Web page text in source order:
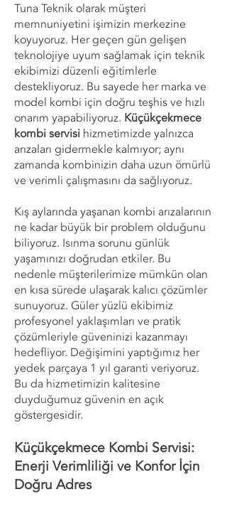
Tuna Teknik olarak müşteri
memnuniyetini işimizin merkezine
koyuyoruz. Her geçen gün gelişen
teknolojiye uyum sağlamak için teknik
ekibimizi düzenli eğitimlerle
destekliyoruz. Bu sayede her marka ve
model kombi için doğru teşhis ve hızlı
onarım yapabiliyoruz. Küçükçekmece
kombi servisi hizmetimizde yalnızca
arızaları gidermekle kalmıyor; aynı
zamanda kombinizin daha uzun ömürlü
ve verimli çalışmasını da sağlıyoruz.
Kış aylarında yaşanan kombi arızalarının
ne kadar büyük bir problem olduğunu
biliyoruz. Isınma sorunu günlük
yaşamınızı doğrudan etkiler. Bu
nedenle müşterilerimize mümkün olan
en kısa sürede ulaşarak kalıcı çözümler
sunuyoruz. Güler yüzlü ekibimiz
profesyonel yaklaşımları ve pratik
çözümleriyle güveninizi kazanmayı
hedefliyor. Değişimini yaptığımız her
yedek parçaya 1 yıl garanti veriyoruz.
Bu da hizmetimizin kalitesine
duyduğumuz güvenin en açık
göstergesidir.
Küçükçekmece Kombi Servisi:
Enerji Verimliliği ve Konfor İçin
Doğru Adres